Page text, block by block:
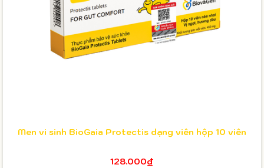
Men vi sinh BioGaia Protectis dạng viên hộp 10 viên
128.000₫